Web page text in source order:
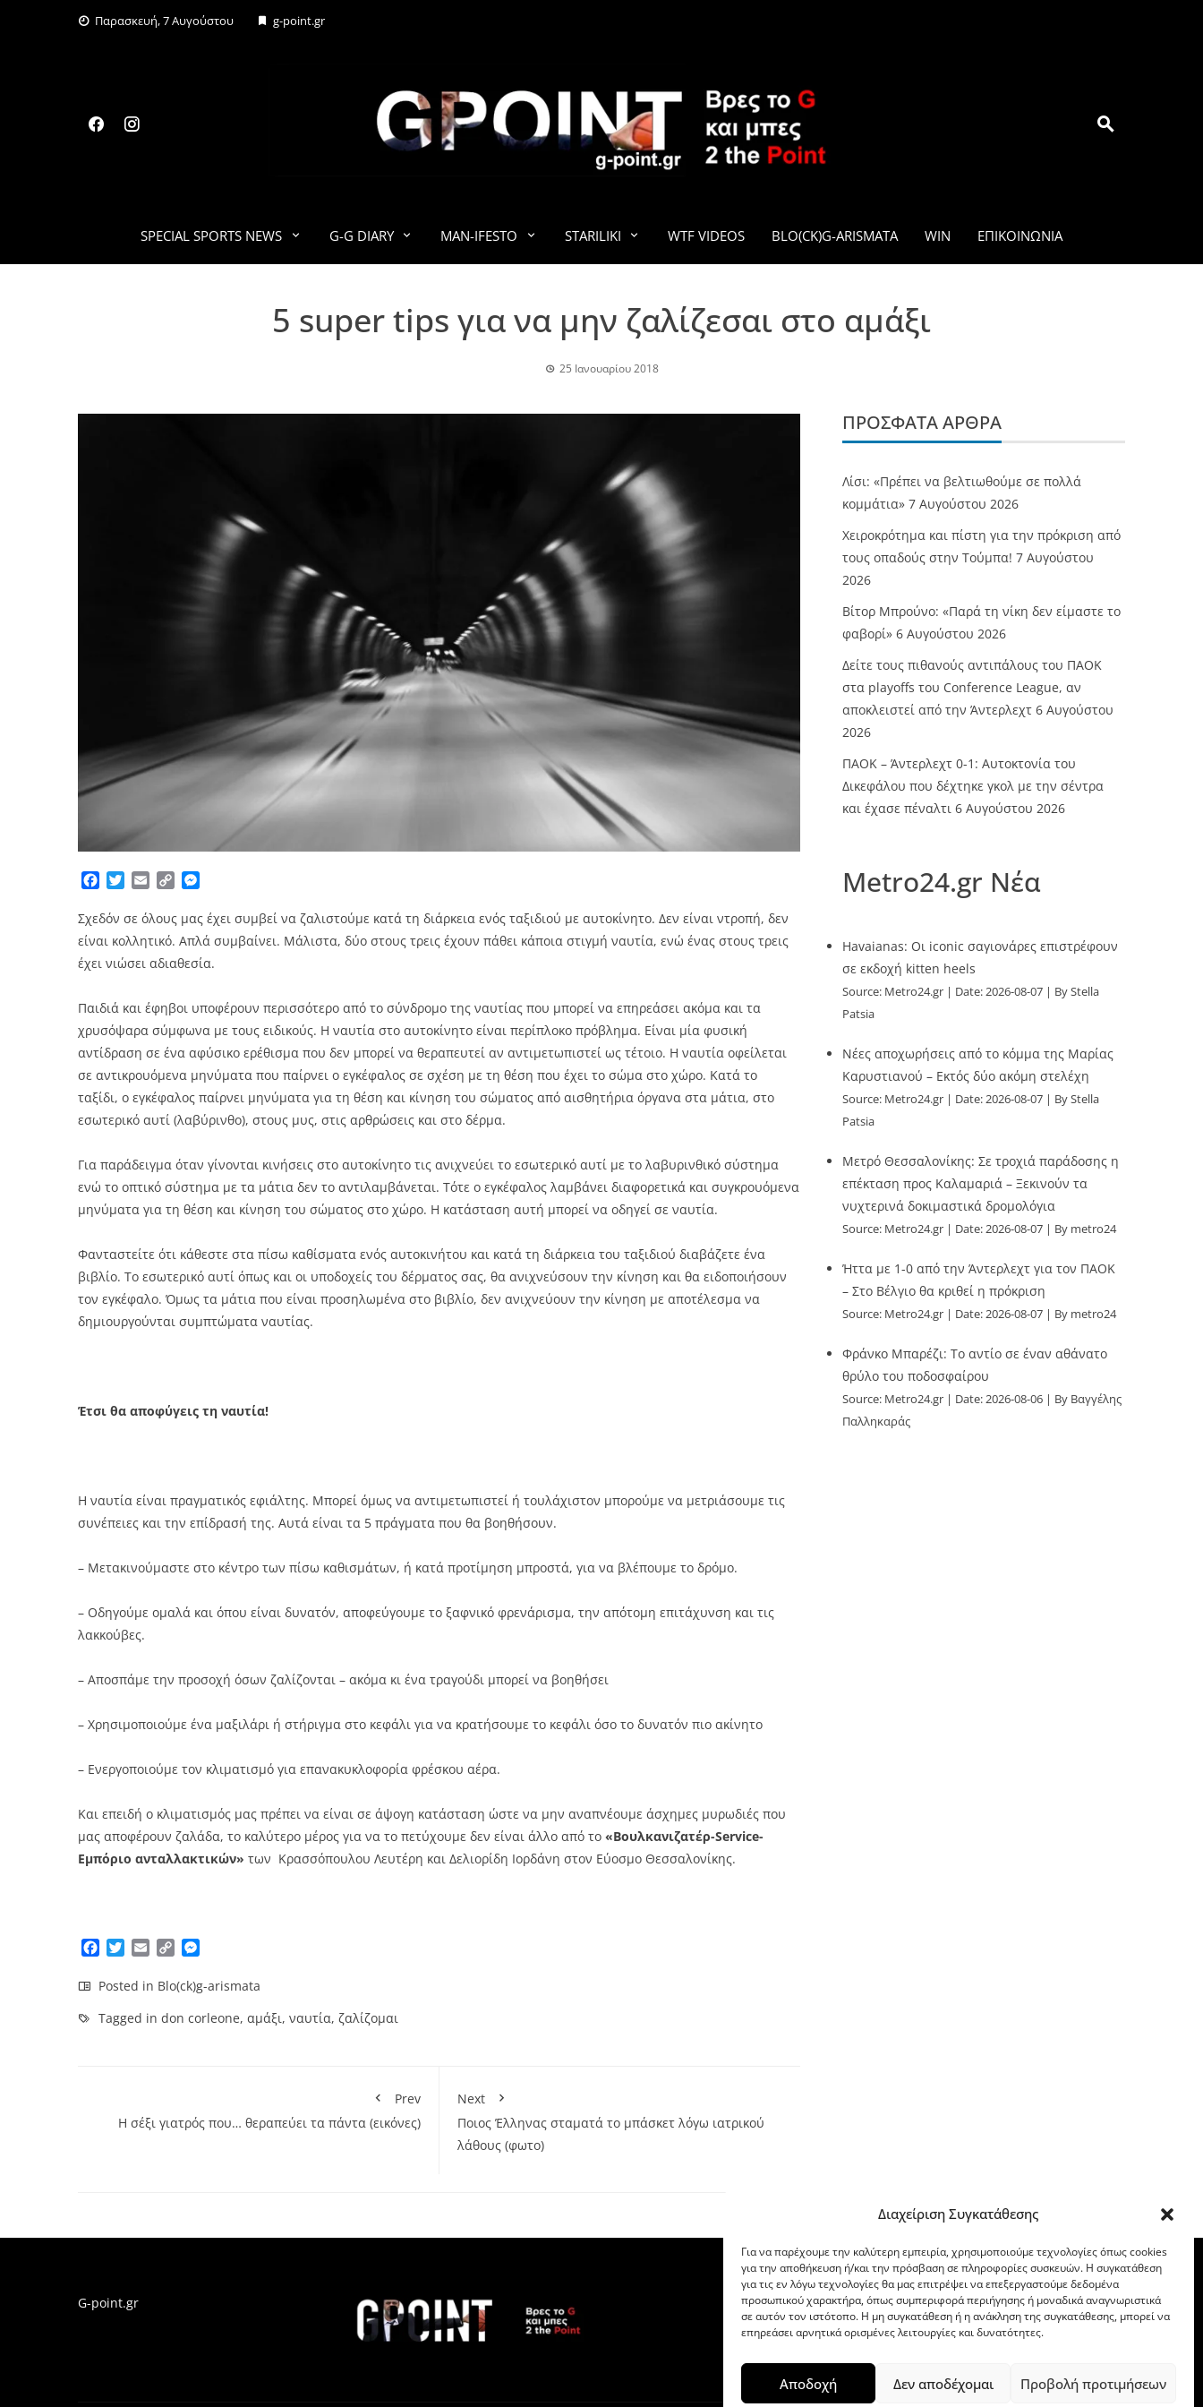
Διαχείριση Συγκατάθεσης
Για να παρέχουμε την καλύτερη εμπειρία, χρησιμοποιούμε τεχνολογίες όπως cookies
για την αποθήκευση ή/και την πρόσβαση σε πληροφορίες συσκευών. Η συγκατάθεση
για τις εν λόγω τεχνολογίες θα μας επιτρέψει να επεξεργαστούμε δεδομένα
προσωπικού χαρακτήρα, όπως συμπεριφορά περιήγησης ή μοναδικά αναγνωριστικά
σε αυτόν τον ιστότοπο. Η μη συγκατάθεση ή η ανάκληση της συγκατάθεσης, μπορεί να
επηρεάσει αρνητικά ορισμένες λειτουργίες και δυνατότητες.
Αποδοχή Δεν αποδέχομαι Προβολή προτιμήσεων
Παρασκευή, 7 Αυγούστου g-point.gr
G-POINT.GR
SPECIAL SPORTS NEWS G-G DIARY MAN-IFESTO STARILIKI WTF VIDEOS BLO(CK)G-ARISMATA WIN ΕΠΙΚΟΙΝΩΝΊΑ
5 super tips για να μην ζαλίζεσαι στο αμάξι
25 Ιανουαρίου 2018
Facebook
TwitterEmailCopy
Σχεδόν σε όλους μας έχει συμβεί να ζαλιστούμε κατά τη διάρκεια ενός ταξιδιού με αυτοκίνητο. Δεν είναι ντροπή, δεν
είναι κολλητικό. Απλά συμβαίνει. Μάλιστα, δύο στους τρεις έχουν πάθει κάποια στιγμή ναυτία, ενώ ένας στους τρεις
έχει νιώσει αδιαθεσία.
Παιδιά και έφηβοι υποφέρουν περισσότερο από το σύνδρομο της ναυτίας που μπορεί να επηρεάσει ακόμα και τα
χρυσόψαρα σύμφωνα με τους ειδικούς. Η ναυτία στο αυτοκίνητο είναι περίπλοκο πρόβλημα. Είναι μία φυσική
αντίδραση σε ένα αφύσικο ερέθισμα που δεν μπορεί να θεραπευτεί αν αντιμετωπιστεί ως τέτοιο. Η ναυτία οφείλεται
σε αντικρουόμενα μηνύματα που παίρνει ο εγκέφαλος σε σχέση με τη θέση που έχει το σώμα στο χώρο. Κατά το
ταξίδι, ο εγκέφαλος παίρνει μηνύματα για τη θέση και κίνηση του σώματος από αισθητήρια όργανα στα μάτια, στο
εσωτερικό αυτί (λαβύρινθο), στους μυς, στις αρθρώσεις και στο δέρμα.
Για παράδειγμα όταν γίνονται κινήσεις στο αυτοκίνητο τις ανιχνεύει το εσωτερικό αυτί με το λαβυρινθικό σύστημα
ενώ το οπτικό σύστημα με τα μάτια δεν το αντιλαμβάνεται. Τότε ο εγκέφαλος λαμβάνει διαφορετικά και συγκρουόμενα
μηνύματα για τη θέση και κίνηση του σώματος στο χώρο. Η κατάσταση αυτή μπορεί να οδηγεί σε ναυτία.
Φανταστείτε ότι κάθεστε στα πίσω καθίσματα ενός αυτοκινήτου και κατά τη διάρκεια του ταξιδιού διαβάζετε ένα
βιβλίο. Το εσωτερικό αυτί όπως και οι υποδοχείς του δέρματος σας, θα ανιχνεύσουν την κίνηση και θα ειδοποιήσουν
τον εγκέφαλο. Όμως τα μάτια που είναι προσηλωμένα στο βιβλίο, δεν ανιχνεύουν την κίνηση με αποτέλεσμα να
δημιουργούνται συμπτώματα ναυτίας.
Έτσι θα αποφύγεις τη ναυτία!
Η ναυτία είναι πραγματικός εφιάλτης. Μπορεί όμως να αντιμετωπιστεί ή τουλάχιστον μπορούμε να μετριάσουμε τις
συνέπειες και την επίδρασή της. Αυτά είναι τα 5 πράγματα που θα βοηθήσουν.
– Μετακινούμαστε στο κέντρο των πίσω καθισμάτων, ή κατά προτίμηση μπροστά, για να βλέπουμε το δρόμο.
– Οδηγούμε ομαλά και όπου είναι δυνατόν, αποφεύγουμε το ξαφνικό φρενάρισμα, την απότομη επιτάχυνση και τις
λακκούβες.
– Αποσπάμε την προσοχή όσων ζαλίζονται – ακόμα κι ένα τραγούδι μπορεί να βοηθήσει
– Χρησιμοποιούμε ένα μαξιλάρι ή στήριγμα στο κεφάλι για να κρατήσουμε το κεφάλι όσο το δυνατόν πιο ακίνητο
– Ενεργοποιούμε τον κλιματισμό για επανακυκλοφορία φρέσκου αέρα.
Και επειδή ο κλιματισμός μας πρέπει να είναι σε άψογη κατάσταση ώστε να μην αναπνέουμε άσχημες μυρωδιές που
μας αποφέρουν ζαλάδα, το καλύτερο μέρος για να το πετύχουμε δεν είναι άλλο από το «Βουλκανιζατέρ-Service-
Εμπόριο ανταλλακτικών» των Κρασσόπουλου Λευτέρη και Δελιορίδη Ιορδάνη στον Εύοσμο Θεσσαλονίκης.
Facebook
TwitterEmailCopy
Posted in Blo(ck)g-arismata
Tagged in don corleone, αμάξι, ναυτία, ζαλίζομαι
Prev
Η σέξι γιατρός που… θεραπεύει τα πάντα (εικόνες)
Next
Ποιος Έλληνας σταματά το μπάσκετ λόγω ιατρικού
λάθους (φωτο)
ΠΡΌΣΦΑΤΑ ΆΡΘΡΑ
Λίσι: «Πρέπει να βελτιωθούμε σε πολλά
κομμάτια» 7 Αυγούστου 2026
Χειροκρότημα και πίστη για την πρόκριση από
τους οπαδούς στην Τούμπα! 7 Αυγούστου
2026
Βίτορ Μπρούνο: «Παρά τη νίκη δεν είμαστε το
φαβορί» 6 Αυγούστου 2026
Δείτε τους πιθανούς αντιπάλους του ΠΑΟΚ
στα playoffs του Conference League, αν
αποκλειστεί από την Άντερλεχτ 6 Αυγούστου
2026
ΠΑΟΚ – Άντερλεχτ 0-1: Αυτοκτονία του
Δικεφάλου που δέχτηκε γκολ με την σέντρα
και έχασε πέναλτι 6 Αυγούστου 2026
Metro24.gr Νέα
Havaianas: Οι iconic σαγιονάρες επιστρέφουν
σε εκδοχή kitten heels
Source: Metro24.gr Date: 2026-08-07
By Stella
Patsia
Νέες αποχωρήσεις από το κόμμα της Μαρίας
Καρυστιανού – Εκτός δύο ακόμη στελέχη
Source: Metro24.gr Date: 2026-08-07
By Stella
Patsia
Μετρό Θεσσαλονίκης: Σε τροχιά παράδοσης η
επέκταση προς Καλαμαριά – Ξεκινούν τα
νυχτερινά δοκιμαστικά δρομολόγια
Source: Metro24.gr Date: 2026-08-07 By metro24
Ήττα με 1-0 από την Άντερλεχτ για τον ΠΑΟΚ
– Στο Βέλγιο θα κριθεί η πρόκριση
Source: Metro24.gr Date: 2026-08-07 By metro24
Φράνκο Μπαρέζι: Το αντίο σε έναν αθάνατο
θρύλο του ποδοσφαίρου
Source: Metro24.gr Date: 2026-08-06
By Βαγγέλης
Παλληκαράς
G-point.gr